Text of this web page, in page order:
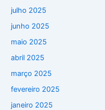
julho 2025
junho 2025
maio 2025
abril 2025
março 2025
fevereiro 2025
janeiro 2025